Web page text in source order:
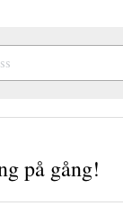
på gång!